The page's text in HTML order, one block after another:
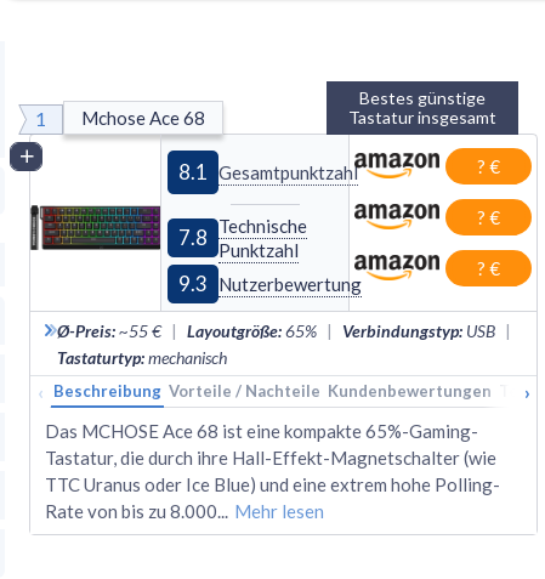
1 Mchose Ace 68
Bestes günstige
Tastatur insgesamt
Vergleich
8.1 Gesamtpunktzahl
7.8
Technische
Punktzahl
9.3 Nutzerbewertung
? €
? €
? €
Ø-Preis:~55 € | Layoutgröße:65% | Verbindungstyp: USB |
Tastaturtyp:mechanisch
‹ Beschreibung Vorteile / Nachteile Kundenbewertungen ›
Das MCHOSE Ace 68 ist eine kompakte 65%-Gaming-
Tastatur, die durch ihre Hall-Effekt-Magnetschalter (wie
TTC Uranus oder Ice Blue) und eine extrem hohe Polling-
Rate von bis zu 8.000... Mehr lesen